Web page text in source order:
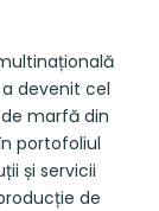
devenit cel
marfă din
portofoliul
și servicii
de